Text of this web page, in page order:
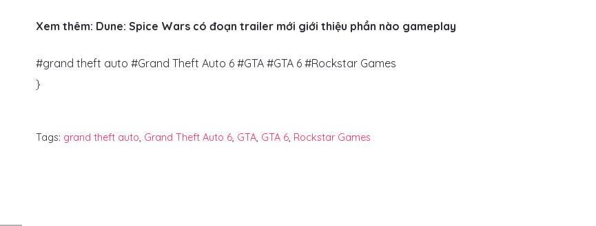
Xem thêm: Dune: Spice Wars có đoạn trailer mới giới thiệu phần nào gameplay
#grand theft auto #Grand Theft Auto 6 #GTA #GTA 6 #Rockstar Games
}
Tags: grand theft auto, Grand Theft Auto 6, GTA, GTA 6, Rockstar Games